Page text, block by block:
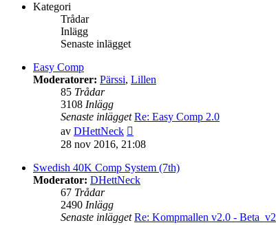
Kategori
Trådar
Inlägg
Senaste inlägget
Easy Comp
Moderatorer: Pärssi, Lillen
85 Trådar
3108 Inlägg
Senaste inlägget Re: Easy Comp 2.0
av DHettNeck
till
senaste
inlägget
28 nov 2016, 21:08
Swedish 40K Comp System (7th)
Moderator: DHettNeck
67 Trådar
2490 Inlägg
Senaste inlägget Re: Kompmallen v2.0 - Beta_v2